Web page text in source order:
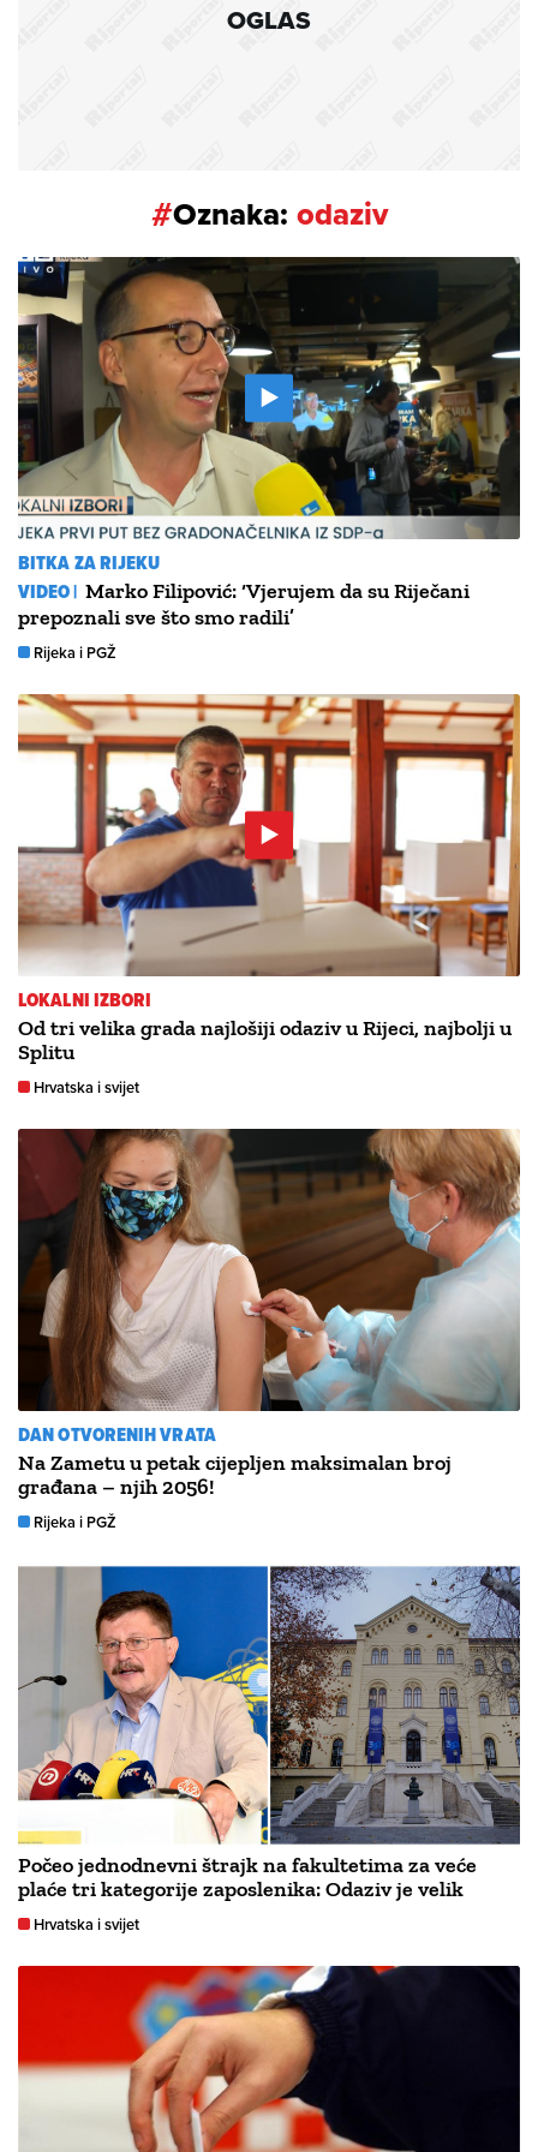
OGLAS
#Oznaka: odaziv
BITKA ZA RIJEKU
VIDEO | Marko Filipović: ‘Vjerujem da su Riječani
prepoznali sve što smo radili’
Rijeka i PGŽ
LOKALNI IZBORI
Od tri velika grada najlošiji odaziv u Rijeci, najbolji u
Splitu
Hrvatska i svijet
DAN OTVORENIH VRATA
Na Zametu u petak cijepljen maksimalan broj
građana – njih 2056!
Rijeka i PGŽ
Počeo jednodnevni štrajk na fakultetima za veće
plaće tri kategorije zaposlenika: Odaziv je velik
Hrvatska i svijet